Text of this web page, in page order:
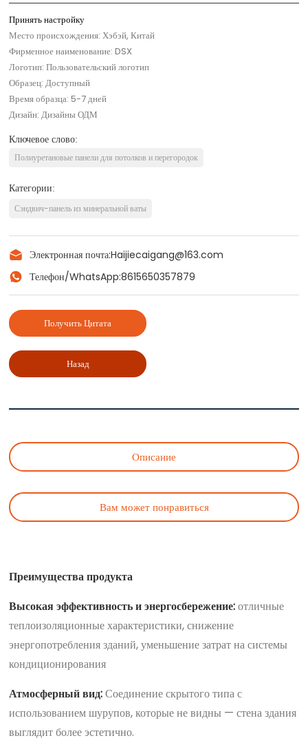
Принять настройку
Место происхождения: Хэбэй, Китай
Фирменное наименование: DSX
Логотип: Пользовательский логотип
Образец: Доступный
Время образца: 5-7 дней
Дизайн: Дизайны ОДМ
Ключевое слово:
Полиуретановые панели для потолков и перегородок
Категории:
Сэндвич-панель из минеральной ваты
Электронная почта:Haijiecaigang@163.com
Телефон/WhatsApp:8615650357879
Получить Цитата
Назад
Описание
Вам может понравиться
Преимущества продукта
Высокая эффективность и энергосбережение:отличные
теплоизоляционные характеристики, снижение
энергопотребления зданий, уменьшение затрат на системы
кондиционирования
Атмосферный вид:Соединение скрытого типа с
использованием шурупов, которые не видны — стена здания
выглядит более эстетично.